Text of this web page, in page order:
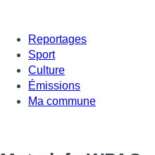
Reportages
Sport
Culture
Émissions
Ma commune